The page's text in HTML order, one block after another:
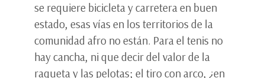
se requiere bicicleta y carretera en buen
estado, esas vías en los territorios de la
comunidad afro no están. Para el tenis no
hay cancha, ni que decir del valor de la
raqueta y las pelotas; el tiro con arco, ¿en